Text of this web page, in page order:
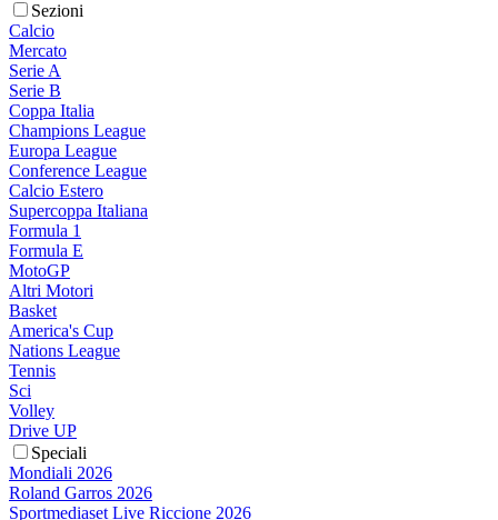
Sezioni
Calcio
Mercato
Serie A
Serie B
Coppa Italia
Champions League
Europa League
Conference League
Calcio Estero
Supercoppa Italiana
Formula 1
Formula E
MotoGP
Altri Motori
Basket
America's Cup
Nations League
Tennis
Sci
Volley
Drive UP
Speciali
Mondiali 2026
Roland Garros 2026
Sportmediaset Live Riccione 2026